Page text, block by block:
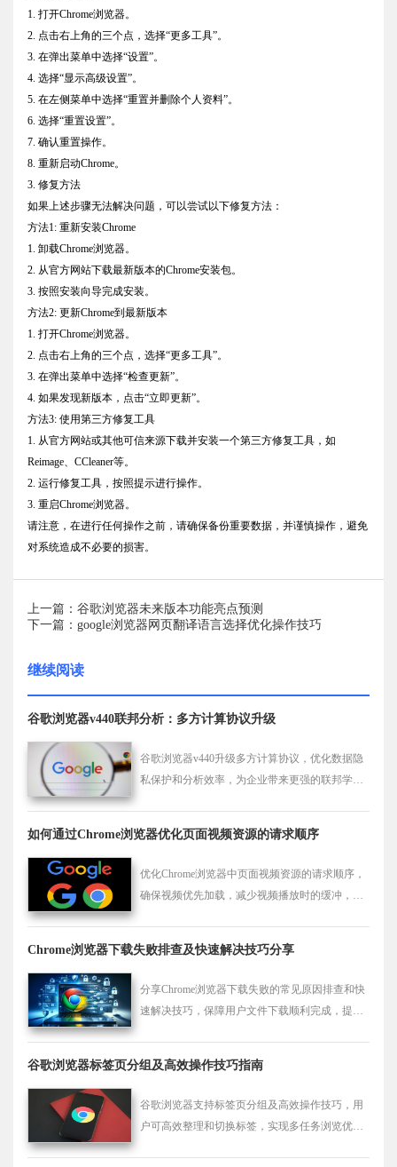
1. 打开Chrome浏览器。
2. 点击右上角的三个点，选择“更多工具”。
3. 在弹出菜单中选择“设置”。
4. 选择“显示高级设置”。
5. 在左侧菜单中选择“重置并删除个人资料”。
6. 选择“重置设置”。
7. 确认重置操作。
8. 重新启动Chrome。
3. 修复方法
如果上述步骤无法解决问题，可以尝试以下修复方法：
方法1: 重新安装Chrome
1. 卸载Chrome浏览器。
2. 从官方网站下载最新版本的Chrome安装包。
3. 按照安装向导完成安装。
方法2: 更新Chrome到最新版本
1. 打开Chrome浏览器。
2. 点击右上角的三个点，选择“更多工具”。
3. 在弹出菜单中选择“检查更新”。
4. 如果发现新版本，点击“立即更新”。
方法3: 使用第三方修复工具
1. 从官方网站或其他可信来源下载并安装一个第三方修复工具，如
Reimage、CCleaner等。
2. 运行修复工具，按照提示进行操作。
3. 重启Chrome浏览器。
请注意，在进行任何操作之前，请确保备份重要数据，并谨慎操作，避免
对系统造成不必要的损害。
上一篇：谷歌浏览器未来版本功能亮点预测
下一篇：google浏览器网页翻译语言选择优化操作技巧
继续阅读
谷歌浏览器v440联邦分析：多方计算协议升级
谷歌浏览器v440升级多方计算协议，优化数据隐
私保护和分析效率，为企业带来更强的联邦学习
如何通过Chrome浏览器优化页面视频资源的请求顺序
优化Chrome浏览器中页面视频资源的请求顺序，
确保视频优先加载，减少视频播放时的缓冲，提
Chrome浏览器下载失败排查及快速解决技巧分享
分享Chrome浏览器下载失败的常见原因排查和快
速解决技巧，保障用户文件下载顺利完成，提升
谷歌浏览器标签页分组及高效操作技巧指南
谷歌浏览器支持标签页分组及高效操作技巧，用
户可高效整理和切换标签，实现多任务浏览优化